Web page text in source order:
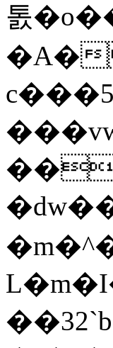
톬
�A�